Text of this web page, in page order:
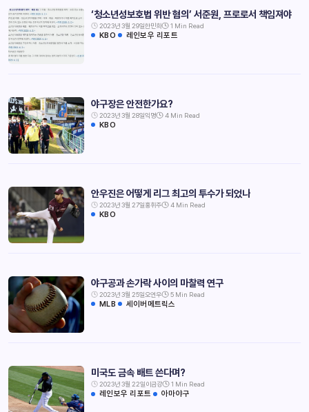
‘청소년성보호법 위반 혐의’ 서준원, 프로로서 책임져야
2023년 3월 29일한민희 1 Min Read
KBO 레인보우 리포트
야구장은 안전한가요?
2023년 3월 28일익명 4 Min Read
KBO
안우진은 어떻게 리그 최고의 투수가 되었나
2023년 3월 27일홍휘주 4 Min Read
KBO
야구공과 손가락 사이의 마찰력 연구
2023년 3월 25일오연우 5 Min Read
MLB 세이버메트릭스
미국도 금속 배트 쓴다며?
2023년 3월 22일이금강 1 Min Read
레인보우 리포트 아마야구